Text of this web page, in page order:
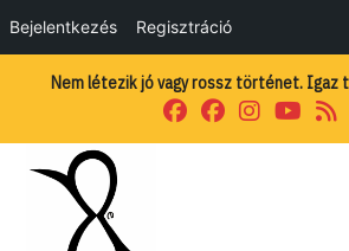
Bejelentkezés Regisztráció
Nem létezik jó vagy rossz történet. Igaz